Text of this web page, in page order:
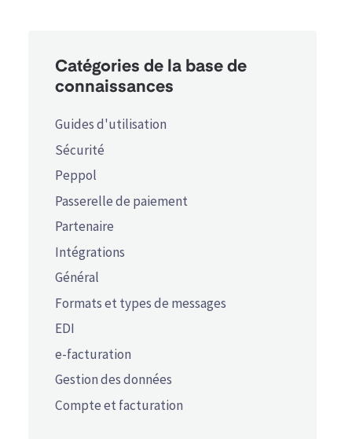
Catégories de la base de
connaissances
Guides d'utilisation
Sécurité
Peppol
Passerelle de paiement
Partenaire
Intégrations
Général
Formats et types de messages
EDI
e-facturation
Gestion des données
Compte et facturation